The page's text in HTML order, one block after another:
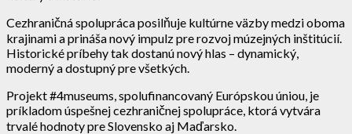
Cezhraničná spolupráca posilňuje kultúrne väzby medzi oboma
krajinami a prináša nový impulz pre rozvoj múzejných inštitúcií.
Historické príbehy tak dostanú nový hlas – dynamický,
moderný a dostupný pre všetkých.
Projekt #4museums, spolufinancovaný Európskou úniou, je
príkladom úspešnej cezhraničnej spolupráce, ktorá vytvára
trvalé hodnoty pre Slovensko aj Maďarsko.